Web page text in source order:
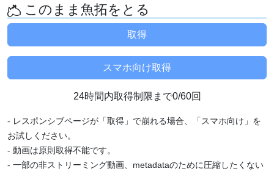
このまま魚拓をとる
24時間内取得制限まで0/60回
- レスポンシブページが「取得」で崩れる場合、「スマホ向け」を
お試しください。
- 動画は原則取得不能です。
- 一部の非ストリーミング動画、metadataのために圧縮したくない